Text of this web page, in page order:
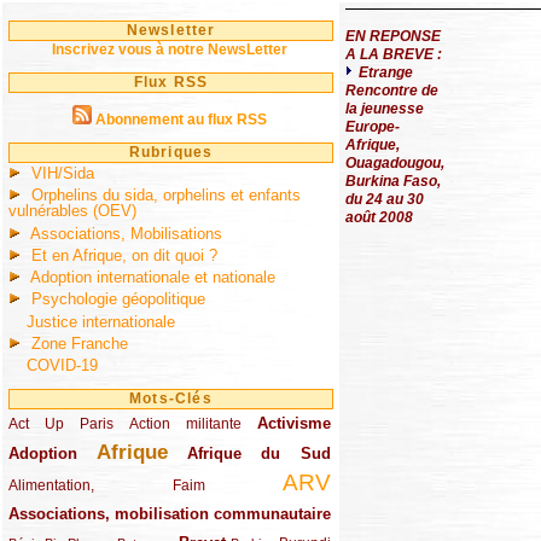
Newsletter
Inscrivez vous à notre NewsLetter
Flux RSS
Abonnement au flux RSS
Rubriques
VIH/Sida
Orphelins du sida, orphelins et enfants
vulnérables (OEV)
Associations, Mobilisations
Et en Afrique, on dit quoi ?
Adoption internationale et nationale
Psychologie géopolitique
Justice internationale
Zone Franche
COVID-19
Mots-Clés
Act Up Paris
(49/289) Action militante
(32/289) Activisme
(73/289)
Adoption
(82/289) Afrique
(161/289) Afrique du Sud
(73/289)
Alimentation, Faim
(48/289) ARV
(203/289)
Associations, mobilisation communautaire
(65/289)
EN REPONSE
A LA BREVE :
Etrange
Rencontre de
la jeunesse
Europe-
Afrique,
Ouagadougou,
Burkina Faso,
du 24 au 30
août 2008